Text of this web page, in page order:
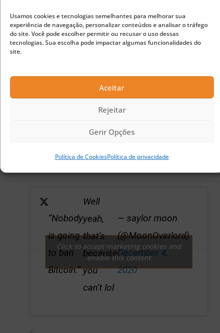
Usamos cookies e tecnologias semelhantes para melhorar sua
experiência de navegação, personalizar conteúdos e analisar o tráfego
do site. Você pode escolher permitir ou recusar o uso dessas
tecnologias. Sua escolha pode impactar algumas funcionalidades do
site.
Aceitar
Rejeitar
Gerir Opções
Política de CookiesPolítica de privacidade
Contudo, para alguns entusiastas, os Estados
Unidos estão se aproximando das criptomoedas
“Saylor Moon”, conhecido trader de criptomoedas
no Twitter, brincou com a afirmação de que “não
haverá banimento do BTC”:
“Nobody
is going
to ban
Bitcoin.”
Well
yeah,
that’s
because
you
can’t lol
— saylor moon
(@MoonOverlord)
December 4,
2020
Click to accept marketing cookies and
enable this content